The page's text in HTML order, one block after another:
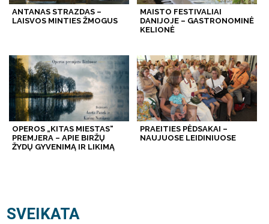
ANTANAS STRAZDAS –
LAISVOS MINTIES ŽMOGUS
MAISTO FESTIVALIAI
DANIJOJE – GASTRONOMINĖ
KELIONĖ
OPEROS „KITAS MIESTAS“
PREMJERA – APIE BIRŽŲ
ŽYDŲ GYVENIMĄ IR LIKIMĄ
PRAEITIES PĖDSAKAI –
NAUJUOSE LEIDINIUOSE
SVEIKATA